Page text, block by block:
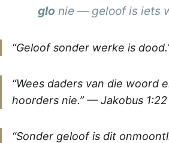
glo nie — geloof is iets
“Geloof sonder werke is
“Wees daders van die woord
hoorders nie.” —Jakobus 1:22
“Sonder geloof is dit